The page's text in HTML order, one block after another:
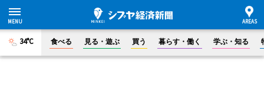
34°C 食べる 見る・遊ぶ 買う 暮らす・働く 学ぶ・知る